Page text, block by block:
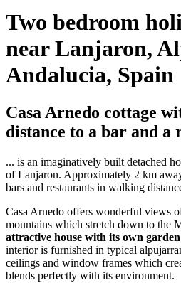
Two bedroom
near Lanjaron,
Andalucia, Spain
Casa Arnedo cottage
distance to a bar and a
... is an imaginatively built detached
of Lanjaron. Approximately 2 km
bars and restaurants in walking
Casa Arnedo offers wonderful views
mountains which stretch down to the
attractive house with its own
interior is furnished in typical
ceilings and window frames which
blends perfectly with its environment.